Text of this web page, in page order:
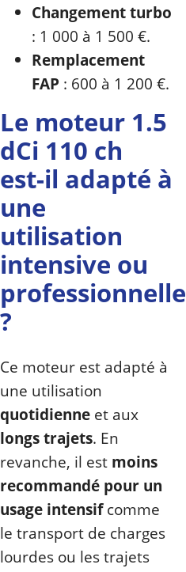
Changement turbo
: 1 000 à 1 500 €.
Remplacement
FAP : 600 à 1 200 €.
Le moteur 1.5
dCi 110 ch
est-il adapté à
une
utilisation
intensive ou
professionnelle
?
Ce moteur est adapté à
une utilisation
quotidienne et aux
longs trajets. En
revanche, il est moins
recommandé pour un
usage intensifcomme
le transport de charges
lourdes ou les trajets